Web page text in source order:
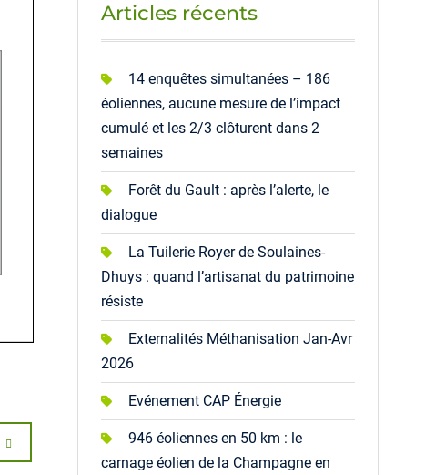
Articles récents
14 enquêtes simultanées – 186
éoliennes, aucune mesure de l’impact
cumulé et les 2/3 clôturent dans 2
semaines
Forêt du Gault : après l’alerte, le
dialogue
La Tuilerie Royer de Soulaines-
Dhuys : quand l’artisanat du patrimoine
résiste
Externalités Méthanisation Jan-Avr
2026
Evénement CAP Énergie
946 éoliennes en 50 km : le
carnage éolien de la Champagne en